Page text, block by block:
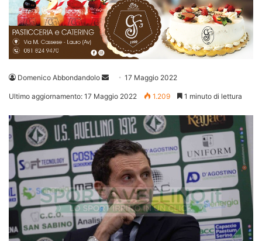
Domenico Abbondandolo
Invia 17 Maggio 2022
Ultimo aggiornamento: 17 Maggio 2022 1.209 1 minuto di lettura